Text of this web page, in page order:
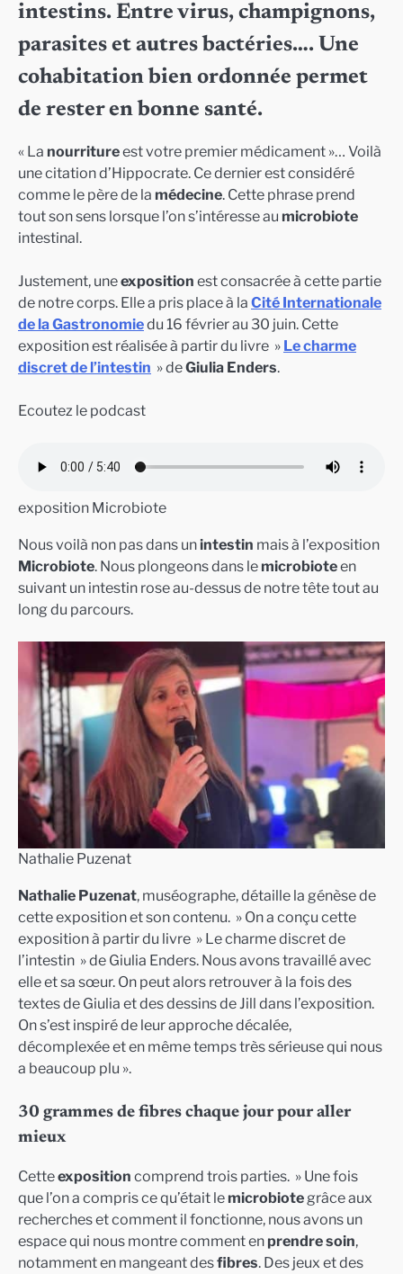
intestins. Entre virus, champignons,
parasites et autres bactéries…. Une
cohabitation bien ordonnée permet
de rester en bonne santé.
« La nourritureest votre premier médicament »… Voilà
une citation d’Hippocrate. Ce dernier est considéré
comme le père de la médecine. Cette phrase prend
tout son sens lorsque l’on s’intéresse au microbiote
intestinal.
Justement, uneexposition est consacrée à cette partie
de notre corps. Elle a pris place à la Cité Internationale
de la Gastronomiedu 16 février au 30 juin. Cette
exposition est réalisée à partir du livre » Le charme
discret de l’intestin » deGiulia Enders.
Ecoutez le podcast
exposition Microbiote
Nous voilà non pas dans unintestin mais à l’exposition
Microbiote. Nous plongeons dans le microbioteen
suivant un intestin rose au-dessus de notre tête tout au
long du parcours.
Nathalie Puzenat
Nathalie Puzenat, muséographe, détaille la génèse de
cette exposition et son contenu. » On a conçu cette
exposition à partir du livre » Le charme discret de
l’intestin » de Giulia Enders. Nous avons travaillé avec
elle et sa sœur. On peut alors retrouver à la fois des
textes de Giulia et des dessins de Jill dans l’exposition.
On s’est inspiré de leur approche décalée,
décomplexée et en même temps très sérieuse qui nous
a beaucoup plu ».
30 grammes de fibres chaque jour pour aller
mieux
Cetteexposition comprend trois parties. » Une fois
que l’on a compris ce qu’était le microbiotegrâce aux
recherches et comment il fonctionne, nous avons un
espace qui nous montre comment en prendre soin,
notamment en mangeant desfibres. Des jeux et des